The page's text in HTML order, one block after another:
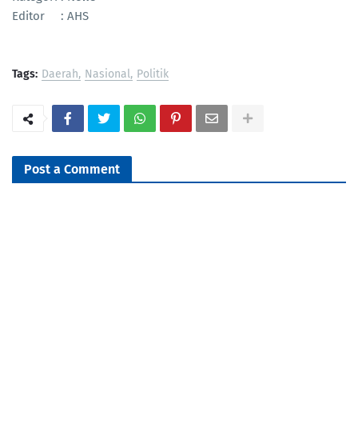
Editor : AHS
Tags: Daerah Nasional Politik
Post a Comment